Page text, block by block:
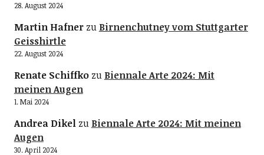
28. August 2024
Martin Hafnerzu Birnenchutney vom Stuttgarter
Geisshirtle
22. August 2024
Renate Schiffkozu Biennale Arte 2024: Mit
meinen Augen
1. Mai 2024
Andrea Dikelzu Biennale Arte 2024: Mit meinen
Augen
30. April 2024